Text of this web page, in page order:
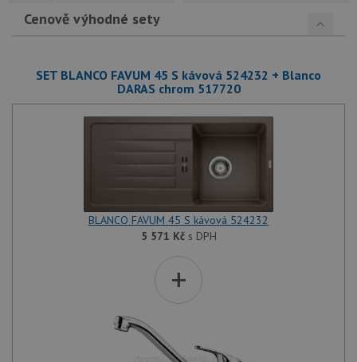
Cenově výhodné sety
SET BLANCO FAVUM 45 S kávová 524232 + Blanco
DARAS chrom 517720
BLANCO FAVUM 45 S kávová 524232
5 571 Kčs DPH
+